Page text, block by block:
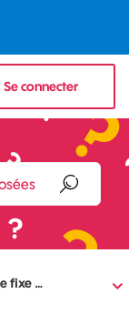
Se connecter
fixe …